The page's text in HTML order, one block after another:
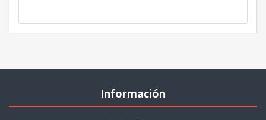
Información